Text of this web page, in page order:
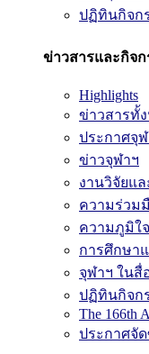
ปฏิทินกิจก
ข่าวสารและกิจก
Highlights
ข่าวสารทั้
ประกาศจุ
ข่าวจุฬาฯ
งานวิจัยแ
ความร่วม
ความภูมิใ
การศึกษา
จุฬาฯ ในสื่
ปฏิทินกิจก
The 166th
ประกาศจั